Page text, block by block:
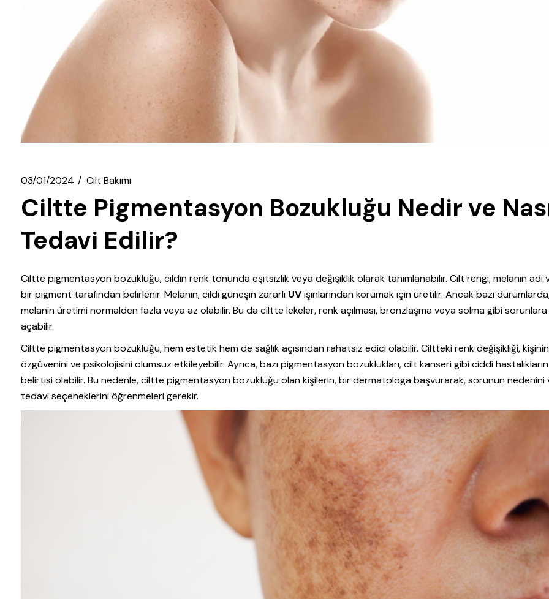
03/01/2024 Cilt Bakımı
Ciltte Pigmentasyon Bozukluğu Nedir ve
Tedavi Edilir?
Ciltte pigmentasyon bozukluğu, cildin renk tonunda eşitsizlik veya değişiklik olarak tanımlanabilir. Cilt rengi, melanin adı
bir pigment tarafından belirlenir. Melanin, cildi güneşin zararlı UVışınlarından korumak için üretilir. Ancak bazı
melanin üretimi normalden fazla veya az olabilir. Bu da ciltte lekeler, renk açılması, bronzlaşma veya solma gibi
açabilir.
Ciltte pigmentasyon bozukluğu, hem estetik hem de sağlık açısından rahatsız edici olabilir. Ciltteki renk değişikliği, kişinin
özgüvenini ve psikolojisini olumsuz etkileyebilir. Ayrıca, bazı pigmentasyon bozuklukları, cilt kanseri gibi ciddi hastalıkların
belirtisi olabilir. Bu nedenle, ciltte pigmentasyon bozukluğu olan kişilerin, bir dermatologa başvurarak, sorunun nedenini
tedavi seçeneklerini öğrenmeleri gerekir.